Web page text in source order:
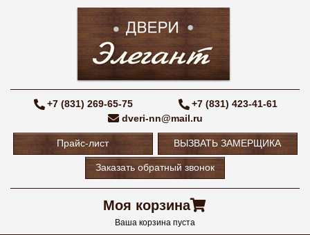
+7 (831) 269-65-75
+7 (831) 423-41-61
dveri-nn@mail.ru
Прайс-лист ВЫЗВАТЬ ЗАМЕРЩИКА
Заказать обратный звонок
Моя корзина
Ваша корзина пуста